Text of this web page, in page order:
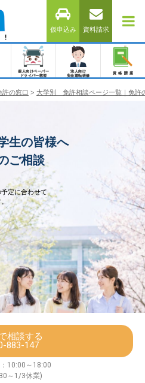
仮申込み 資料請求
個人向けペーパー
ドライバー教習
法人向け
安全運転研修
資格講座
の窓口 > 大学別 免許相談ページ一覧｜免許
生の皆様へ
ご相談
定に合わせて
相談する
883-147
10:00～18:00
～1/3休業)